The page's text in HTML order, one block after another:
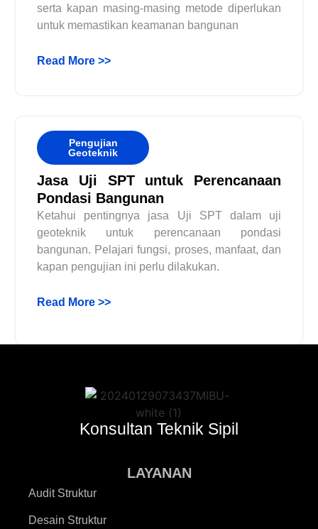
serta kapan masing-masing metode diperlukan
untuk memastikan keamanan bangunan
Read More >>
Pengujian
Geoteknik
Jasa Uji SPT untuk Perencanaan
Pondasi Bangunan
Ketahui pentingnya jasa Uji SPT dalam uji
geoteknik untuk perencanaan pondasi
bangunan. Pelajari fungsi, proses, manfaat, dan
kapan pengujian ini perlu dilakukan.
Read More >>
Konsultan Teknik Sipil
LAYANAN
Audit Struktur
Desain Struktur